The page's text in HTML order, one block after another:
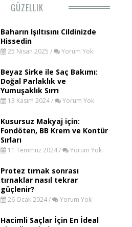
GÜZELLIK
Baharın Işıltısını Cildinizde
Hissedin
25 Nisan 2025 / Yorum Yok
Beyaz Sirke ile Saç Bakımı:
Doğal Parlaklık ve
Yumuşaklık Sırrı
13 Kasım 2024 / Yorum Yok
Kusursuz Makyaj için:
Fondöten, BB Krem ve Kontür
Sırları
11 Temmuz 2024 / Yorum Yok
Protez tırnak sonrası
tırnaklar nasıl tekrar
güçlenir?
26 Ocak 2024 / Yorum Yok
Hacimli Saçlar İçin En İdeal